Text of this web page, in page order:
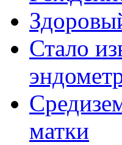
Стало
матки